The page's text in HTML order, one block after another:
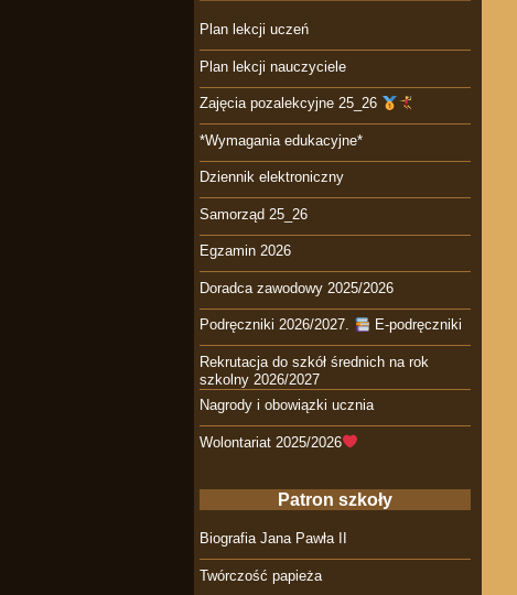
Plan lekcji uczeń
Plan lekcji nauczyciele
Zajęcia pozalekcyjne 25_26
*Wymagania edukacyjne*
Dziennik elektroniczny
Samorząd 25_26
Egzamin 2026
Doradca zawodowy 2025/2026
Podręczniki 2026/2027. E-podręczniki
Rekrutacja do szkół średnich na rok
szkolny 2026/2027
Nagrody i obowiązki ucznia
Wolontariat 2025/2026
Patron szkoły
Biografia Jana Pawła II
Twórczość papieża